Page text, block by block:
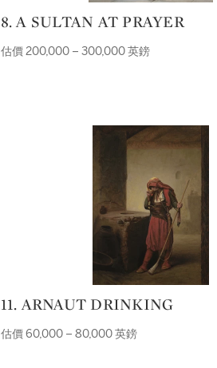
8. A SULTAN AT PRAYER
估價 200,000 – 300,000 英鎊
11. ARNAUT DRINKING
估價 60,000 – 80,000 英鎊